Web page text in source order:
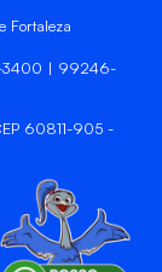
Fortaleza
3400 | 99246-
60811-905 -